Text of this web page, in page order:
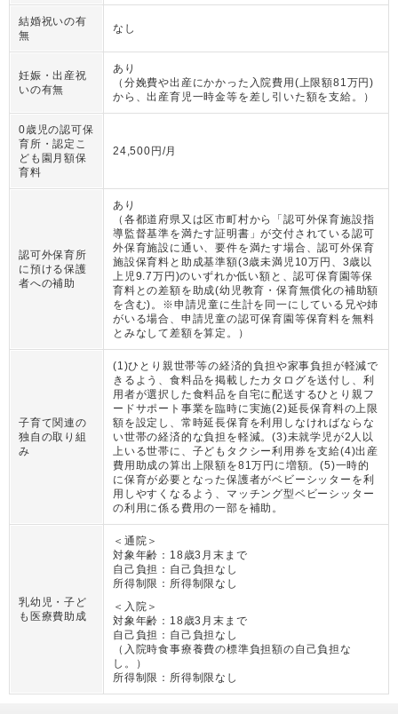
結婚祝いの有
無
なし
妊娠・出産祝
いの有無
あり
（ 分娩費や出産にかかった入院費用(上限額81万円)
から、出産育児一時金等を差し引いた額を支給。
）
0歳児の認可保
育所・認定こ
ども園月額保
育料
24,500円/月
認可外保育所
に預ける保護
者への補助
あり
（ 各都道府県又は区市町村から「認可外保育施設指
導監督基準を満たす証明書」が交付されている認可
外保育施設に通い、要件を満たす場合、認可外保育
施設保育料と助成基準額(3歳未満児10万円、3歳以
上児9.7万円)のいずれか低い額と、認可保育園等保
育料との差額を助成(幼児教育・保育無償化の補助額
を含む)。※申請児童に生計を同一にしている兄や姉
がいる場合、申請児童の認可保育園等保育料を無料
とみなして差額を算定。
）
子育て関連の
独自の取り組
み
(1)ひとり親世帯等の経済的負担や家事負担が軽減で
きるよう、食料品を掲載したカタログを送付し、利
用者が選択した食料品を自宅に配送するひとり親フ
ードサポート事業を臨時に実施(2)延長保育料の上限
額を設定し、常時延長保育を利用しなければならな
い世帯の経済的な負担を軽減。(3)未就学児が2人以
上いる世帯に、子どもタクシー利用券を支給(4)出産
費用助成の算出上限額を81万円に増額。(5)一時的
に保育が必要となった保護者がベビーシッターを利
用しやすくなるよう、マッチング型ベビーシッター
の利用に係る費用の一部を補助。
乳幼児・子ど
も医療費助成
＜通院＞
対象年齢： 18歳3月末まで
自己負担： 自己負担なし
所得制限： 所得制限なし
＜入院＞
対象年齢： 18歳3月末まで
自己負担： 自己負担なし
（ 入院時食事療養費の標準負担額の自己負担な
し。
）
所得制限： 所得制限なし